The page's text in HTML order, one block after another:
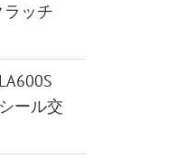
ッチ
ール交